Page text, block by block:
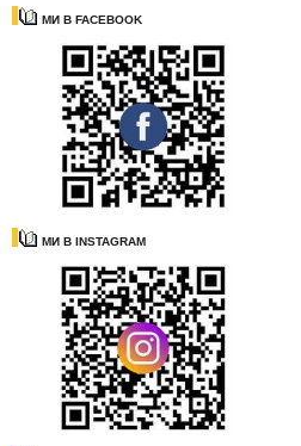
МИ В FACEBOOK
МИ В INSTAGRAM